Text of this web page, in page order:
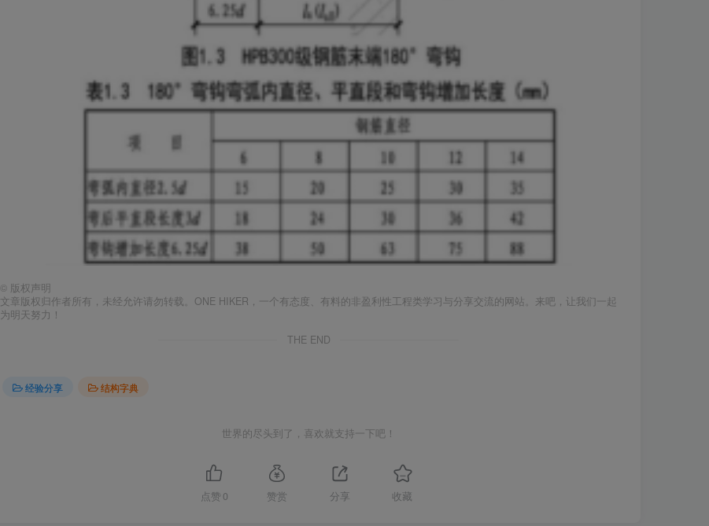
© 版权声明
文章版权归作者所有，未经允许请勿转载。ONE HIKER，一个有态度、有料的非盈利性工程类学习与分享交流的网站。来吧，让我们一起
为明天努力！
THE END
经验分享 结构字典
世界的尽头到了，喜欢就支持一下吧！
点赞 0 赞赏 分享 收藏